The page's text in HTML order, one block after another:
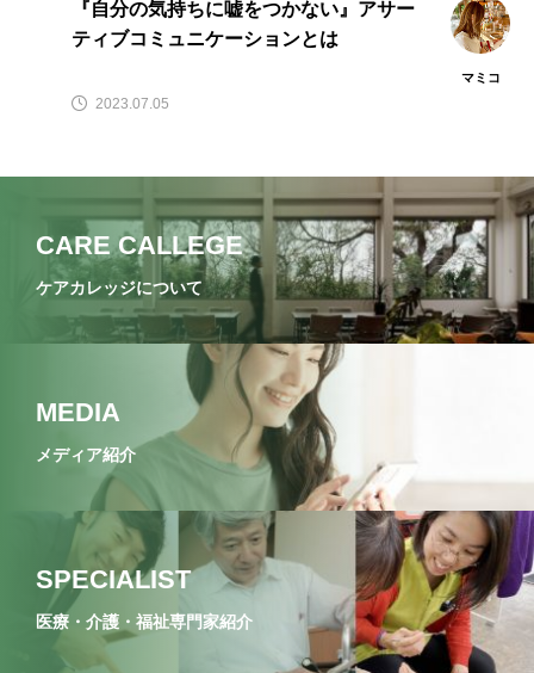
『自分の気持ちに嘘をつかない』アサー
ティブコミュニケーションとは
マミコ
2023.07.05
CARE CALLEGE
ケアカレッジについて
MEDIA
メディア紹介
SPECIALIST
医療・介護・福祉専門家紹介